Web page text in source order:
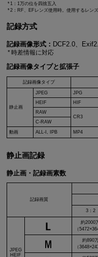
1：1万の位を四捨五入
2：RF、EFレンズ使用時。使用するレン
記録方式
記録画像形式： DCF2.0、
時差情報に対応
記録画像タイプと拡張子
記録画像タイプ
静止画
JPEG
JPG
HEIF
HIF
RAW
CR3
C-RAW
動画
ALL-I, IPB MP4
静止画記録
静止画・記録画素数
記録画質
3：2
JPEG
HEIF
約2000
（
約890
（